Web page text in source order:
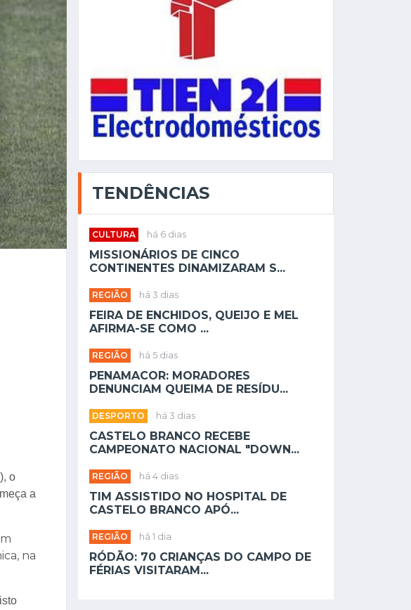
o
a
na
TENDÊNCIAS
CULTURA há 6 dias
MISSIONÁRIOS DE CINCO
CONTINENTES DINAMIZARAM S...
REGIÃO há 3 dias
FEIRA DE ENCHIDOS, QUEIJO E MEL
AFIRMA-SE COMO ...
REGIÃO há 5 dias
PENAMACOR: MORADORES
DENUNCIAM QUEIMA DE RESÍDU...
DESPORTO há 3 dias
CASTELO BRANCO RECEBE
CAMPEONATO NACIONAL "DOWN...
REGIÃO há 4 dias
TIM ASSISTIDO NO HOSPITAL DE
CASTELO BRANCO APÓ...
REGIÃO há 1 dia
RÓDÃO: 70 CRIANÇAS DO CAMPO DE
FÉRIAS VISITARAM...